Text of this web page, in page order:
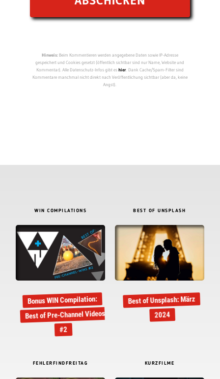
Hinweis:Beim Kommentieren werden angegebene Daten sowie IP-Adresse
gespeichert und Cookies gesetzt (öffentlich sichtbar sind nur Name, Website und
Kommentar). Alle Datenschutz-Infos gibt eshier. Dank Cache/Spam-Filter sind
Kommentare manchmal nicht direkt nach Veröffentlichung sichtbar (aber da, keine
Angst).
WIN COMPILATIONS
Bonus WIN Compilation:
Best of Pre-Channel Videos
#2
BEST OF UNSPLASH
Best of Unsplash: März
2024
FEHLERFINDFREITAG KURZFILME